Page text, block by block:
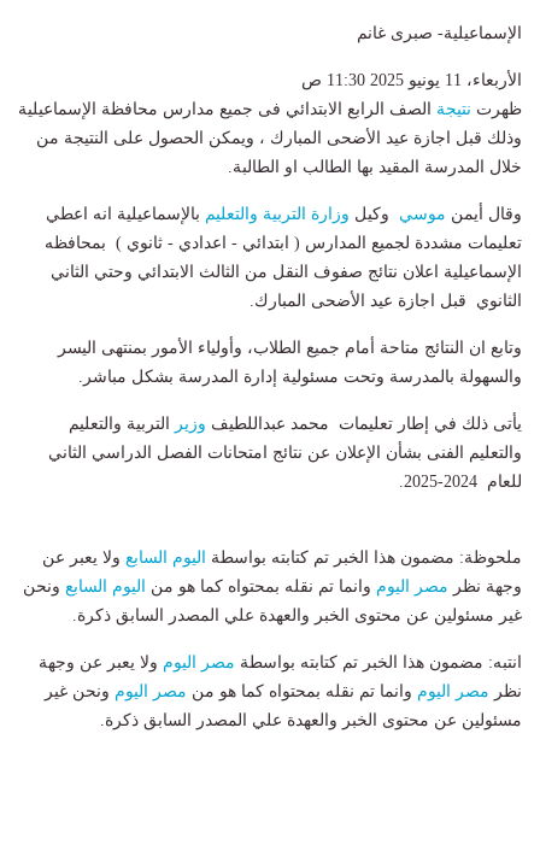
الإسماعيلية- صبرى غانم
الأربعاء، 11 يونيو 2025 11:30 ص
ظهرت نتيجة الصف الرابع الابتدائي فى جميع مدارس محافظة الإسماعيلية
وذلك قبل اجازة عيد الأضحى المبارك ، ويمكن الحصول على النتيجة من
خلال المدرسة المقيد بها الطالب او الطالبة.
وقال أيمن موسي وكيل وزارة التربية والتعليم بالإسماعيلية انه اعطي
تعليمات مشددة لجميع المدارس ( ابتدائي - اعدادي - ثانوي ) بمحافظه
الإسماعيلية اعلان نتائج صفوف النقل من الثالث الابتدائي وحتي الثاني
الثانوي قبل اجازة عيد الأضحى المبارك.
وتابع ان النتائج متاحة أمام جميع الطلاب، وأولياء الأمور بمنتهى اليسر
والسهولة بالمدرسة وتحت مسئولية إدارة المدرسة بشكل مباشر.
يأتى ذلك في إطار تعليمات محمد عبداللطيف وزير
التربية والتعليم
والتعليم الفنى بشأن الإعلان عن نتائج امتحانات الفصل الدراسي الثاني
للعام 2024-2025.
ملحوظة: مضمون هذا الخبر تم كتابته بواسطة اليوم السابع ولا يعبر عن
وجهة نظر مصر اليوم وانما تم نقله بمحتواه كما هو من اليوم السابع ونحن
غير مسئولين عن محتوى الخبر والعهدة علي المصدر السابق ذكرة.
انتبه: مضمون هذا الخبر تم كتابته بواسطة مصر اليوم ولا يعبر عن وجهة
نظر مصر اليوم وانما تم نقله بمحتواه كما هو من مصر اليوم ونحن غير
مسئولين عن محتوى الخبر والعهدة علي المصدر السابق ذكرة.